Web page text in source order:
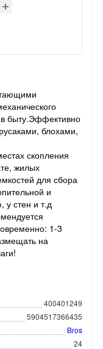
быту.Эффективно
блохами,
скопления
жилых
для сбора
и
у стен и т.д
1-3
на
400401249
5904517366435
Bros
24